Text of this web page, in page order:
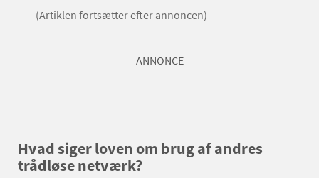
(Artiklen fortsætter efter annoncen)
ANNONCE
Hvad siger loven om brug af andres
trådløse netværk?